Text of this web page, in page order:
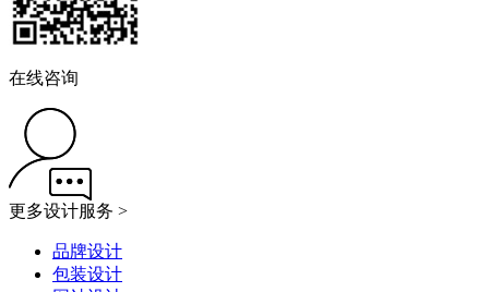
在线咨询
更多设计服务 >
品牌设计
包装设计